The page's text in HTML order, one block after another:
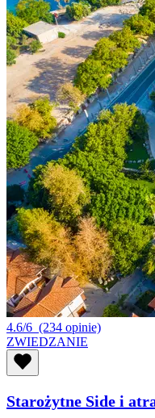
4.6/6 (234 opinie)
ZWIEDZANIE
Starożytne Side i